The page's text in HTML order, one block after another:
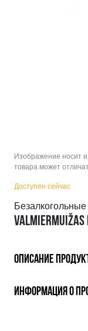
Изображение носит
товара может
Доступен сейчас
Безалкогольные
VALMIERMUIŽAS
ОПИСАНИЕ
ИНФОРМАЦИЯ О